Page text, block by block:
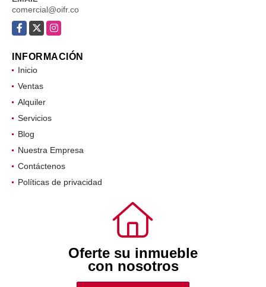
comercial@oifr.co
Facebook
X Instagram
INFORMACIÓN
Inicio
Ventas
Alquiler
Servicios
Blog
Nuestra Empresa
Contáctenos
Políticas de privacidad
Oferte su inmueble
con nosotros